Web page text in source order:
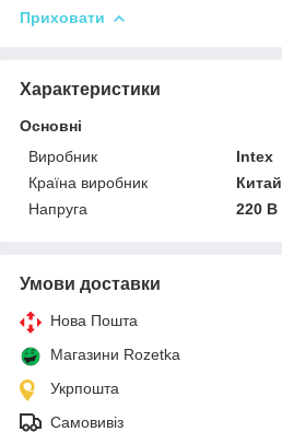
Приховати
Характеристики
Основні
Виробник
Intex
Країна виробник
Китай
Напруга
220 В
Умови доставки
Нова Пошта
Магазини Rozetka
Укрпошта
Самовивіз